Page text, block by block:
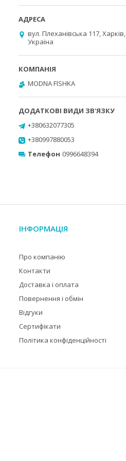
вул. Плеханівська 117, Харків,
Україна
MODNA FISHKA
+380632077305
+380997880053
Телефон 0996648394
ІНФОРМАЦІЯ
Про компанію
Контакти
Доставка і оплата
Повернення і обмін
Відгуки
Сертифікати
Політика конфіденційності